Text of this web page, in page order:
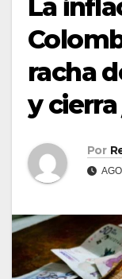
La
racha
y
Por